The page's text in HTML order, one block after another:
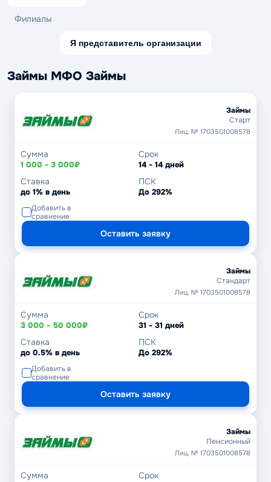
Филиалы
Я представитель организации
Займы МФО Займы
Займы
Старт
Лиц. № 1703501008578
Сумма
1 000 - 3 000₽
Срок
14 - 14 дней
Ставка
до 1% в день
ПСК
До 292%
Добавить в
сравнение
Оставить заявку
Займы
Стандарт
Лиц. № 1703501008578
Сумма
3 000 - 50 000₽
Срок
31 - 31 дней
Ставка
до 0.5% в день
ПСК
До 292%
Добавить в
сравнение
Оставить заявку
Займы
Пенсионный
Лиц. № 1703501008578
Сумма Срок